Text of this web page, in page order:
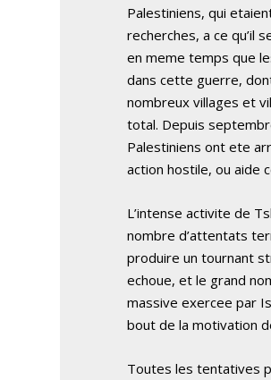
Palestiniens, qui
recherches, a ce qu’il
en meme temps que
dans cette guerre,
nombreux villages et
total. Depuis
Palestiniens ont ete
action hostile, ou aide
L’intense activite de
nombre d’attentats
produire un tournant
echoue, et le grand
massive exercee par
bout de la motivation
Toutes les tentatives